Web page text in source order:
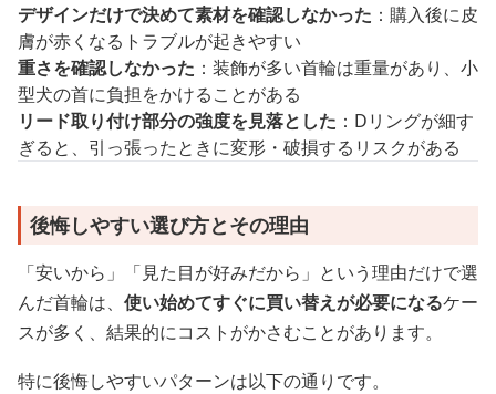
デザインだけで決めて素材を確認しなかった ：購入後に皮
膚が赤くなるトラブルが起きやすい
重さを確認しなかった ：装飾が多い首輪は重量があり、小
型犬の首に負担をかけることがある
リード取り付け部分の強度を見落とした ：Dリングが細す
ぎると、引っ張ったときに変形・破損するリスクがある
後悔しやすい選び方とその理由
「安いから」「見た目が好みだから」という理由だけで選
んだ首輪は、 使い始めてすぐに買い替えが必要になるケー
スが多く、結果的にコストがかさむことがあります。
特に後悔しやすいパターンは以下の通りです。